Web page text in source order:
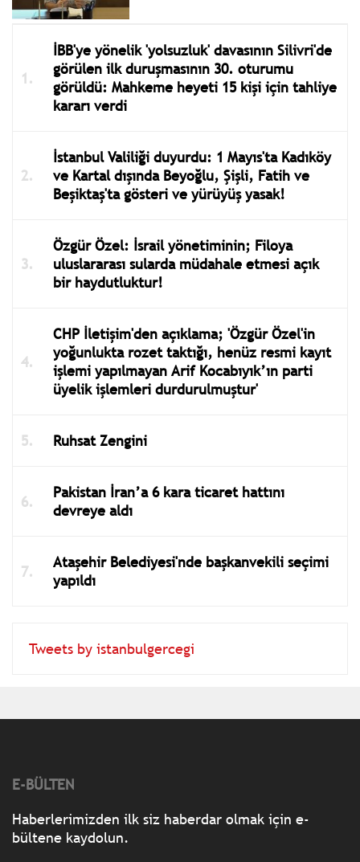
İBB'ye yönelik 'yolsuzluk' davasının Silivri'de
görülen ilk duruşmasının 30. oturumu
görüldü: Mahkeme heyeti 15 kişi için tahliye
kararı verdi
İstanbul Valiliği duyurdu: 1 Mayıs'ta Kadıköy
ve Kartal dışında Beyoğlu, Şişli, Fatih ve
Beşiktaş'ta gösteri ve yürüyüş yasak!
Özgür Özel: İsrail yönetiminin; Filoya
uluslararası sularda müdahale etmesi açık
bir haydutluktur!
CHP İletişim'den açıklama; 'Özgür Özel'in
yoğunlukta rozet taktığı, henüz resmi kayıt
işlemi yapılmayan Arif Kocabıyık’ın parti
üyelik işlemleri durdurulmuştur'
Ruhsat Zengini
Pakistan İran’a 6 kara ticaret hattını
devreye aldı
Ataşehir Belediyesi'nde başkanvekili seçimi
yapıldı
Tweets by istanbulgercegi
E-BÜLTEN
Haberlerimizden ilk siz haberdar olmak için e-
bültene kaydolun.